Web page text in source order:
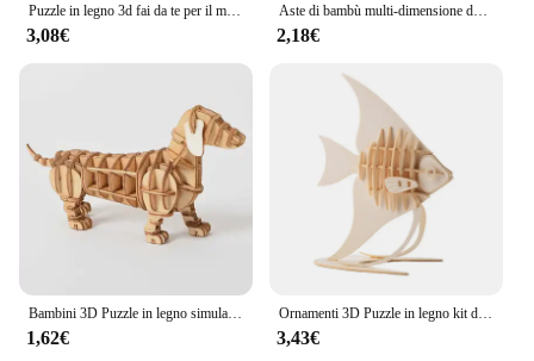
3,08€
Aste di bambù multi-dimensione da 40 pezzi Bastoncini di legno Modello di edificio incompiuto Lavoro manuale artigianale
2,18€
Bambini 3D Puzzle in legno simulazione assemblaggio di animali modello di scheletro giocattolo per bambini mani fai da te artigianato giochi di Puzzle in legno Kit di costruzione
1,62€
Ornamenti 3D Puzzle in legno kit di assemblaggio di animali decorazione della tavola fai da te sicuro e Non tossico facile da perforare regalo Puzzle per bambini
3,43€